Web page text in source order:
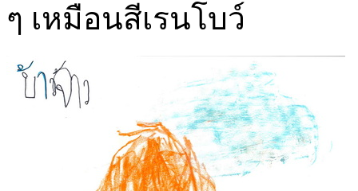
ๆ เหมือนสีเรนโบว์